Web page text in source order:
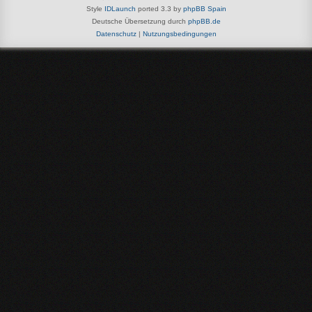
Style IDLaunch ported 3.3 by phpBB Spain
Deutsche Übersetzung durch phpBB.de
Datenschutz| Nutzungsbedingungen